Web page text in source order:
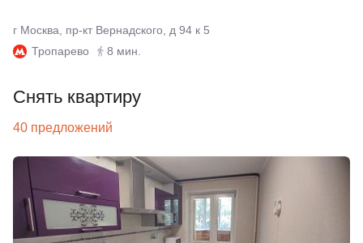
г Москва, пр-кт Вернадского, д 94 к 5
Тропарево
8 мин.
Снять квартиру
40 предложений